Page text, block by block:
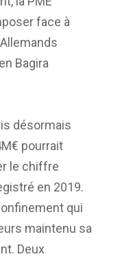
face à
Bagira
désormais
pourrait
le chiffre
en 2019.
qui
maintenu sa
Deux